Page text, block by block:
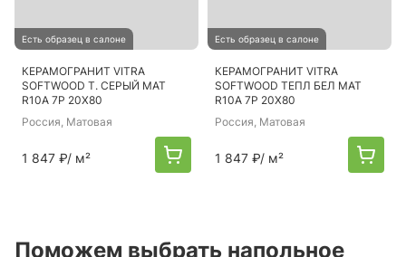
Есть образец в салоне
КЕРАМОГРАНИТ VITRA
SOFTWOOD Т. СЕРЫЙ МАТ
R10A 7Р 20Х80
Россия, Матовая
1 847 ₽/ м²
Есть образец в салоне
КЕРАМОГРАНИТ VITRA
SOFTWOOD ТЕПЛ БЕЛ МАТ
R10A 7Р 20Х80
Россия, Матовая
1 847 ₽/ м²
Поможем выбрать напольное